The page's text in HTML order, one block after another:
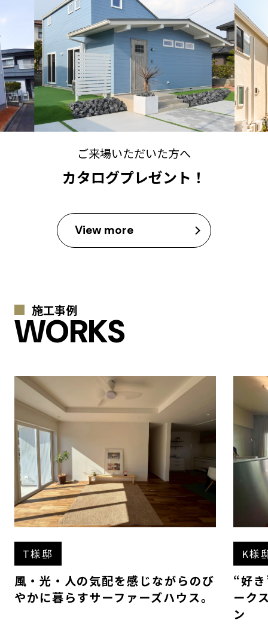
ご来場いただいた方へ
カタログプレゼント！
View more
施工事例
WORKS
T様邸
風・光・人の気配を感じながらのび
やかに暮らすサーファーズハウス。
K様
“好
ーク
ン